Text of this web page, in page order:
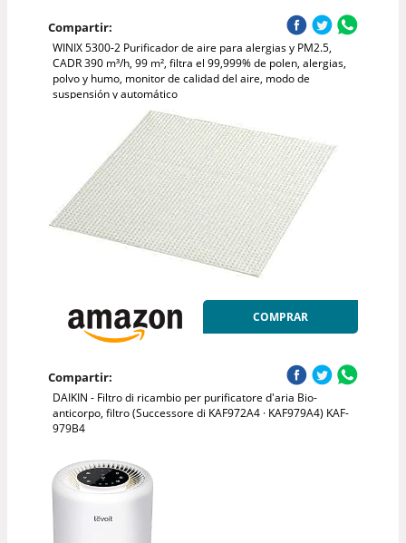
Compartir:
WINIX 5300-2 Purificador de aire para alergias y PM2.5,
CADR 390 m³/h, 99 m², filtra el 99,999% de polen, alergias,
polvo y humo, monitor de calidad del aire, modo de
suspensión y automático
COMPRAR
Compartir:
DAIKIN - Filtro di ricambio per purificatore d'aria Bio-
anticorpo, filtro (Successore di KAF972A4 · KAF979A4) KAF-
979B4